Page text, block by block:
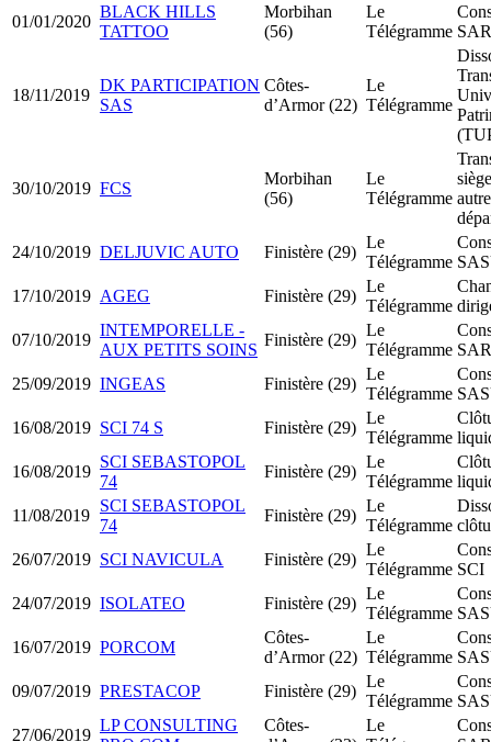
01/01/2020
BLACK HILLS
TATTOO
Morbihan
(56)
Le
Télégramme
18/11/2019
DK PARTICIPATION
SAS
Côtes-
d’Armor (22)
Le
Télégramme
30/10/2019 FCS
Morbihan
(56)
Le
Télégramme autre
24/10/2019 DELJUVIC AUTO Finistère (29)
Le
Télégramme
17/10/2019 AGEG Finistère (29)
Le
Télégramme
07/10/2019
INTEMPORELLE -
AUX PETITS SOINS
Finistère (29)
Le
Télégramme
25/09/2019 INGEAS Finistère (29)
Le
Télégramme
16/08/2019 SCI 74 S Finistère (29)
Le
Télégramme
16/08/2019
SCI SEBASTOPOL
74
Finistère (29)
Le
Télégramme
11/08/2019
SCI SEBASTOPOL
74
Finistère (29)
Le
Télégramme
26/07/2019 SCI NAVICULA Finistère (29)
Le
Télégramme SCI
24/07/2019 ISOLATEO Finistère (29)
Le
Télégramme
16/07/2019 PORCOM
Côtes-
d’Armor (22)
Le
Télégramme
09/07/2019 PRESTACOP Finistère (29)
Le
Télégramme
27/06/2019
LP CONSULTING
Côtes-
Le